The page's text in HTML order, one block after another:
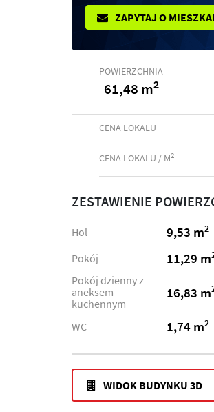
ZAPYTAJ O
POWIERZCHNIA
61,48 m2
CENA LOKALU
CENA LOKALU / M2
ZESTAWIENIE
Hol 9,53 m2
Pokój 11,29 m
Pokój dzienny z
aneksem
kuchennym
16,83 m
WC 1,74 m2
WIDOK BUDYNKU 3D